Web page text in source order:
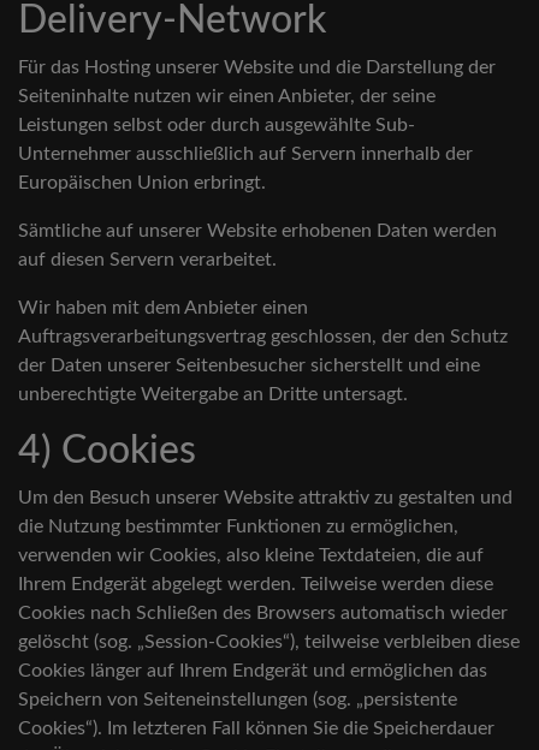
Delivery-Network
Für das Hosting unserer Website und die Darstellung der
Seiteninhalte nutzen wir einen Anbieter, der seine
Leistungen selbst oder durch ausgewählte Sub-
Unternehmer ausschließlich auf Servern innerhalb der
Europäischen Union erbringt.
Sämtliche auf unserer Website erhobenen Daten werden
auf diesen Servern verarbeitet.
Wir haben mit dem Anbieter einen
Auftragsverarbeitungsvertrag geschlossen, der den Schutz
der Daten unserer Seitenbesucher sicherstellt und eine
unberechtigte Weitergabe an Dritte untersagt.
4) Cookies
Um den Besuch unserer Website attraktiv zu gestalten und
die Nutzung bestimmter Funktionen zu ermöglichen,
verwenden wir Cookies, also kleine Textdateien, die auf
Ihrem Endgerät abgelegt werden. Teilweise werden diese
Cookies nach Schließen des Browsers automatisch wieder
gelöscht (sog. „Session-Cookies“), teilweise verbleiben diese
Cookies länger auf Ihrem Endgerät und ermöglichen das
Speichern von Seiteneinstellungen (sog. „persistente
Cookies“). Im letzteren Fall können Sie die Speicherdauer